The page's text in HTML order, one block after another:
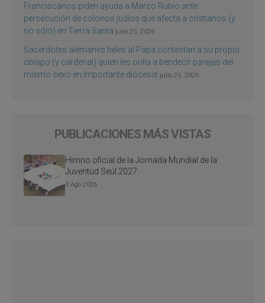
Franciscanos piden ayuda a Marco Rubio ante
persecución de colonos judíos que afecta a cristianos (y
no sólo) en Tierra Santa julio 25, 2026
Sacerdotes alemanes fieles al Papa contestan a su propio
obispo (y cardenal) quien les orilla a bendecir parejas del
mismo sexo en importante diócesis julio 25, 2026
PUBLICACIONES MÁS VISTAS
Himno oficial de la Jornada Mundial de la
Juventud Seúl 2027
3 Ago 2026